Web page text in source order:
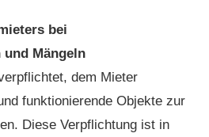
bei
Mängeln
dem Mieter
funktionierende Objekte zur
Diese Verpflichtung ist in